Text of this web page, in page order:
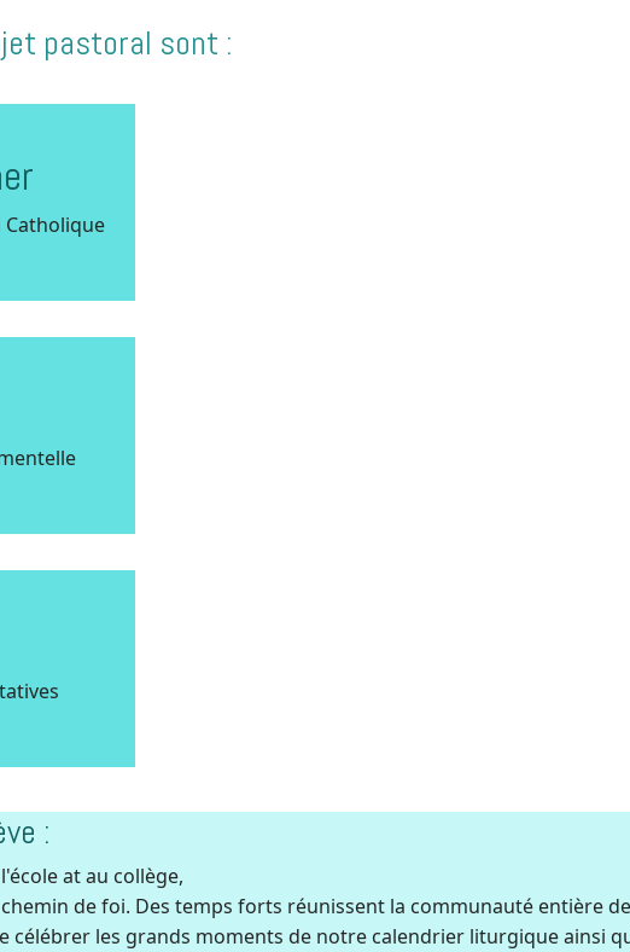
pastoral sont :
:
at au collège,
de foi. Des temps forts réunissent la communauté entière
célébrer les grands moments de notre calendrier liturgique ainsi